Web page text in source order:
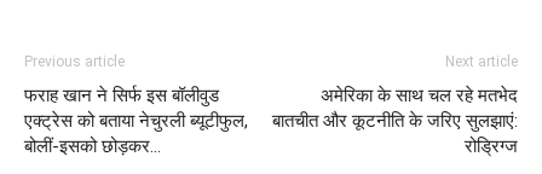
Previous article
फराह खान ने सिर्फ इस बॉलीवुड
एक्ट्रेस को बताया नेचुरली ब्यूटीफुल,
बोलीं-इसको छोड़कर…
Next article
अमेरिका के साथ चल रहे मतभेद
बातचीत और कूटनीति के जरिए सुलझाएं:
रोड्रिग्ज